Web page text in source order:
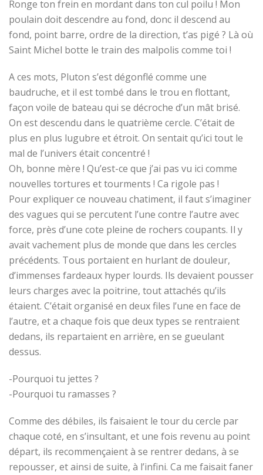
Ronge ton frein en mordant dans ton cul poilu ! Mon
poulain doit descendre au fond, donc il descend au
fond, point barre, ordre de la direction, t’as pigé ? Là où
Saint Michel botte le train des malpolis comme toi !
A ces mots, Pluton s’est dégonflé comme une
baudruche, et il est tombé dans le trou en flottant,
façon voile de bateau qui se décroche d’un mât brisé.
On est descendu dans le quatrième cercle. C’était de
plus en plus lugubre et étroit. On sentait qu’ici tout le
mal de l’univers était concentré !
Oh, bonne mère ! Qu’est-ce que j’ai pas vu ici comme
nouvelles tortures et tourments ! Ca rigole pas !
Pour expliquer ce nouveau chatiment, il faut s’imaginer
des vagues qui se percutent l’une contre l’autre avec
force, près d’une cote pleine de rochers coupants. Il y
avait vachement plus de monde que dans les cercles
précédents. Tous portaient en hurlant de douleur,
d’immenses fardeaux hyper lourds. Ils devaient pousser
leurs charges avec la poitrine, tout attachés qu’ils
étaient. C’était organisé en deux files l’une en face de
l’autre, et a chaque fois que deux types se rentraient
dedans, ils repartaient en arrière, en se gueulant
dessus.
-Pourquoi tu jettes ?
-Pourquoi tu ramasses ?
Comme des débiles, ils faisaient le tour du cercle par
chaque coté, en s’insultant, et une fois revenu au point
départ, ils recommençaient à se rentrer dedans, à se
repousser, et ainsi de suite, à l’infini. Ca me faisait faner